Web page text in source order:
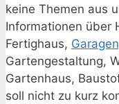
keine Themen aus
Informationen über
Fertighaus,
Gartengestaltung,
Gartenhaus,
soll nicht zu kurz